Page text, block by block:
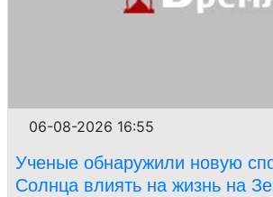
06-08-2026 16:55
Ученые обнаружили новую
Солнца влиять на жизнь на